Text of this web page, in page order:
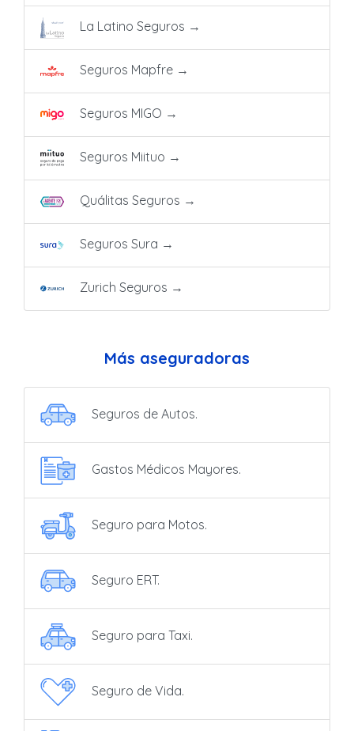
La Latino Seguros →
Seguros Mapfre →
Seguros MIGO →
Seguros Miituo →
Quálitas Seguros →
Seguros Sura →
Zurich Seguros →
Más aseguradoras
Seguros de Autos.
Gastos Médicos Mayores.
Seguro para Motos.
Seguro ERT.
Seguro para Taxi.
Seguro de Vida.